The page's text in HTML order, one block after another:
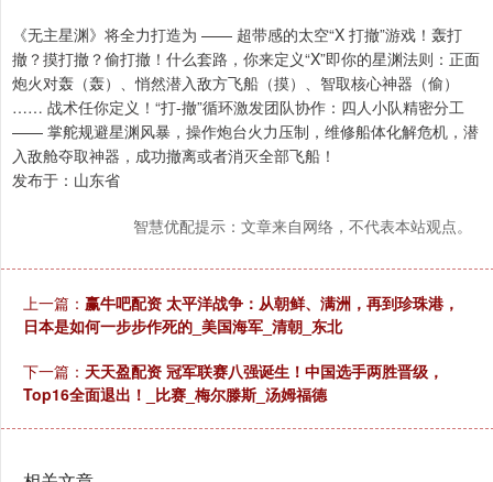
《无主星渊》将全力打造为 —— 超带感的太空“X 打撤”游戏！轰打
撤？摸打撤？偷打撤！什么套路，你来定义“X”即你的星渊法则：正面
炮火对轰（轰）、悄然潜入敌方飞船（摸）、智取核心神器（偷）
…… 战术任你定义！“打-撤”循环激发团队协作：四人小队精密分工
—— 掌舵规避星渊风暴，操作炮台火力压制，维修船体化解危机，潜
入敌舱夺取神器，成功撤离或者消灭全部飞船！
发布于：山东省
智慧优配提示：文章来自网络，不代表本站观点。
上一篇： 赢牛吧配资 太平洋战争：从朝鲜、满洲，再到珍珠港，
日本是如何一步步作死的_美国海军_清朝_东北
下一篇： 天天盈配资 冠军联赛八强诞生！中国选手两胜晋级，
Top16全面退出！_比赛_梅尔滕斯_汤姆福德